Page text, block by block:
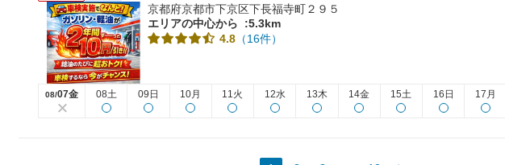
京都府京都市下京区下長福寺町２９５
エリアの中心から
:5.3km
4.8 （16件）
08/07金 08土 09日 10月 11火 12水 13木 14金 15土 16日 17月